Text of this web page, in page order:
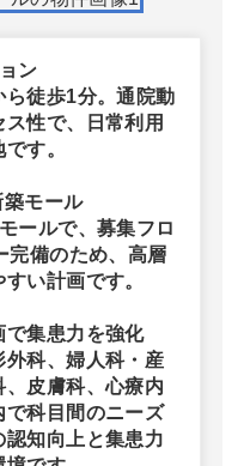
ン
徒歩1分。通院動
性で、日常利用
す。
モール
ールで、募集フロ
完備のため、高層
い計画です。
集患力を強化
科、婦人科・産
皮膚科、心療内
科目間のニーズ
知向上と集患力